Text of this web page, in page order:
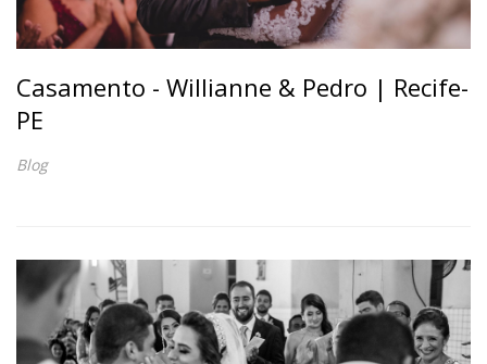
Casamento - Willianne & Pedro | Recife-
PE
Blog